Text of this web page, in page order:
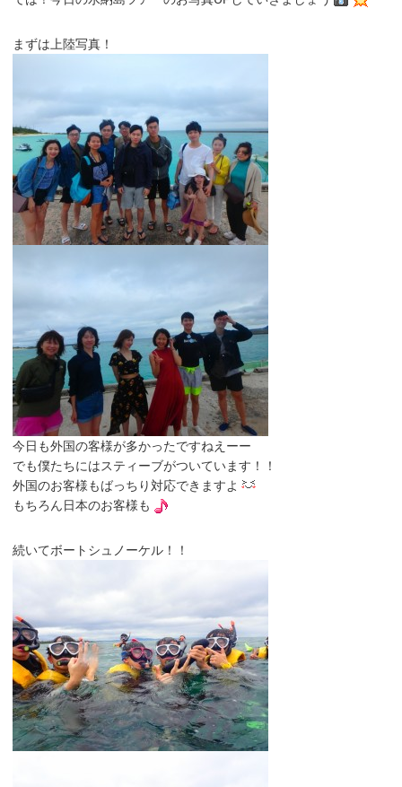
まずは上陸写真！
今日も外国の客様が多かったですねえーー
でも僕たちにはスティーブがついています！！
外国のお客様もばっちり対応できますよ
もちろん日本のお客様も
続いてボートシュノーケル！！